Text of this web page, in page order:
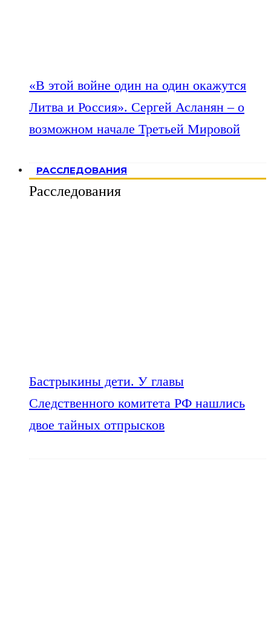
«В этой войне один на один окажутся
Литва и Россия». Сергей Асланян – о
возможном начале Третьей Мировой
РАССЛЕДОВАНИЯ
Расследования
Бастрыкины дети. У главы
Следственного комитета РФ нашлись
двое тайных отпрысков